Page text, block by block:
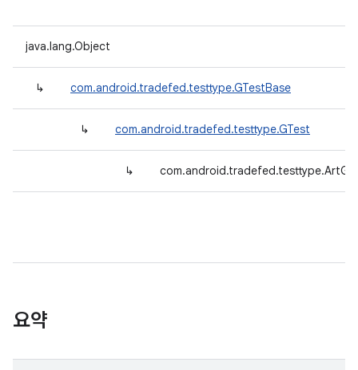
java.lang.Object
↳ com.android.tradefed.testtype.GTestBase
↳ com.android.tradefed.testtype.GTest
↳
요약